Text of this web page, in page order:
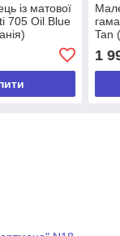
із матової
705 Oil Blue
Tan
1